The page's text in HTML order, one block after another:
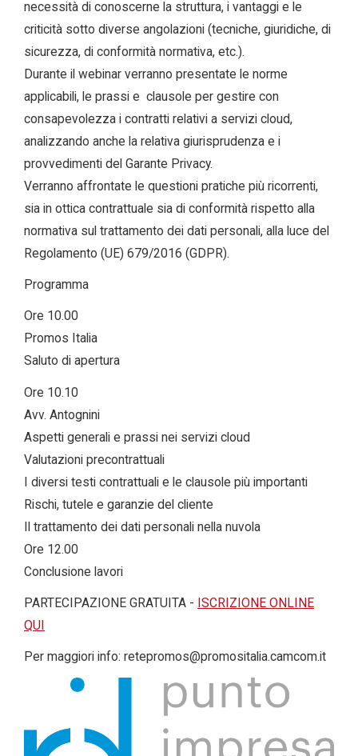
necessità di conoscerne la struttura, i vantaggi e le
criticità sotto diverse angolazioni (tecniche, giuridiche, di
sicurezza, di conformità normativa, etc.).
Durante il webinar verranno presentate le norme
applicabili, le prassi e clausole per gestire con
consapevolezza i contratti relativi a servizi cloud,
analizzando anche la relativa giurisprudenza e i
provvedimenti del Garante Privacy.
Verranno affrontate le questioni pratiche più ricorrenti,
sia in ottica contrattuale sia di conformità rispetto alla
normativa sul trattamento dei dati personali, alla luce del
Regolamento (UE) 679/2016 (GDPR).
Programma
Ore 10.00
Promos Italia
Saluto di apertura
Ore 10.10
Avv. Antognini
Aspetti generali e prassi nei servizi cloud
Valutazioni precontrattuali
I diversi testi contrattuali e le clausole più importanti
Rischi, tutele e garanzie del cliente
Il trattamento dei dati personali nella nuvola
Ore 12.00
Conclusione lavori
PARTECIPAZIONE GRATUITA - ISCRIZIONE ONLINE
QUI
Per maggiori info: retepromos@promositalia.camcom.it